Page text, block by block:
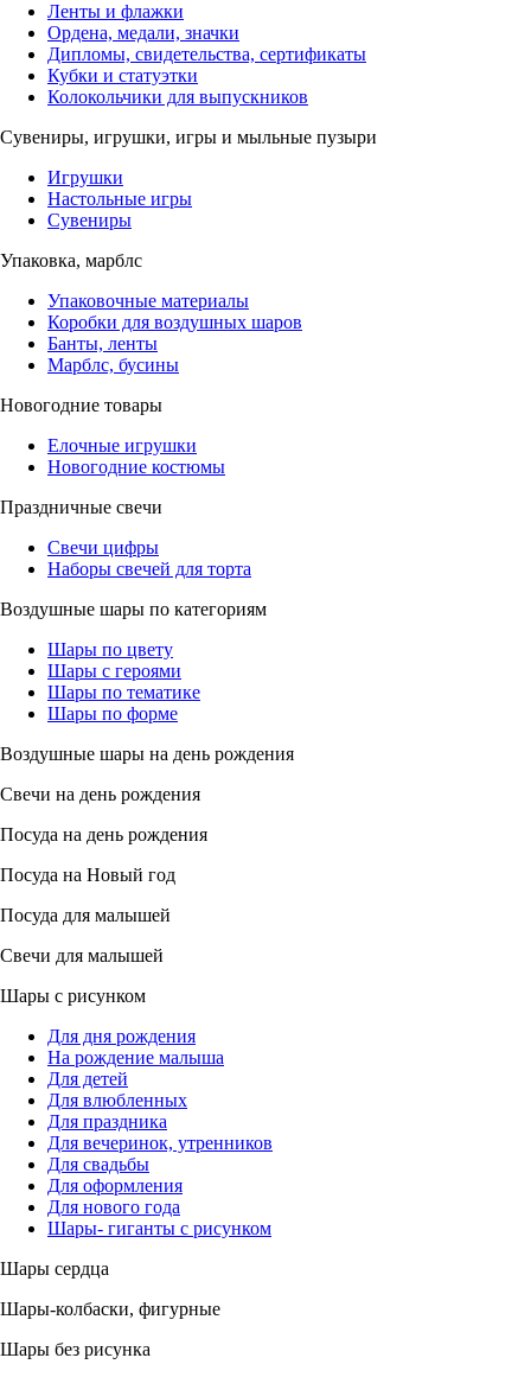
Ленты и флажки
Ордена, медали, значки
Дипломы, свидетельства, сертификаты
Кубки и статуэтки
Колокольчики для выпускников
Сувениры, игрушки, игры и мыльные пузыри
Игрушки
Настольные игры
Сувениры
Упаковка, марблс
Упаковочные материалы
Коробки для воздушных шаров
Банты, ленты
Марблс, бусины
Новогодние товары
Елочные игрушки
Новогодние костюмы
Праздничные свечи
Свечи цифры
Наборы свечей для торта
Воздушные шары по категориям
Шары по цвету
Шары с героями
Шары по тематике
Шары по форме
Воздушные шары на день рождения
Свечи на день рождения
Посуда на день рождения
Посуда на Новый год
Посуда для малышей
Свечи для малышей
Шары с рисунком
Для дня рождения
На рождение малыша
Для детей
Для влюбленных
Для праздника
Для вечеринок, утренников
Для свадьбы
Для оформления
Для нового года
Шары- гиганты с рисунком
Шары сердца
Шары-колбаски, фигурные
Шары без рисунка